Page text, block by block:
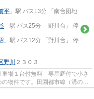
平 」駅 バス13分 「南台団地
」駅 バス25分 「野川台」 停
」駅 バス12分 「野川台」 停
野川 ２３０３
場１台付無料 専用庭付で小さ
物件です。田園都市線（溝の口
沼...